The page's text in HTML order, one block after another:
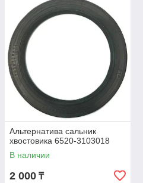
Альтернатива сальник
хвостовика 6520-3103018
В наличии
2 000 ₸